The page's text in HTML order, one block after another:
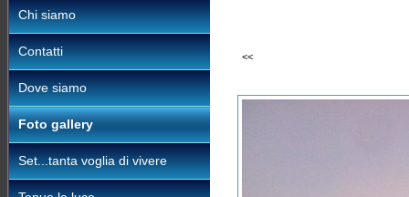
<<
Chi siamo
Contatti
Dove siamo
Foto gallery
Set...tanta voglia di vivere